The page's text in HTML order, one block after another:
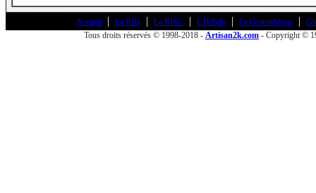
Accueil | La RIQ | La RISC | L'Hebdo | La Gratuithèque |
Tous droits réservés © 1998-2018 - Artisan2k.com - Copyright ©